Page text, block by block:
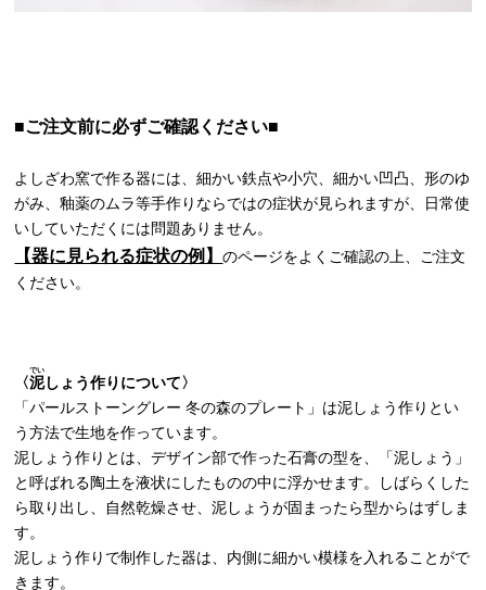
■ご注文前に必ずご確認ください■
よしざわ窯で作る器には、細かい鉄点や小穴、細かい凹凸、形のゆ
がみ、釉薬のムラ等手作りならではの症状が見られますが、日常使
いしていただくには問題ありません。
【器に見られる症状の例】のページをよくご確認の上、ご注文
ください。
〈泥
でい
しょう作りについて〉
「パールストーングレー 冬の森のプレート」は泥しょう作りとい
う方法で生地を作っています。
泥しょう作りとは、デザイン部で作った石膏の型を、「泥しょう」
と呼ばれる陶土を液状にしたものの中に浮かせます。しばらくした
ら取り出し、自然乾燥させ、泥しょうが固まったら型からはずしま
す。
泥しょう作りで制作した器は、内側に細かい模様を入れることがで
きます。